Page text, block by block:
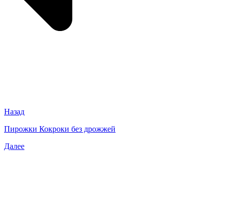
Назад
Пирожки Кокроки без дрожжей
Далее